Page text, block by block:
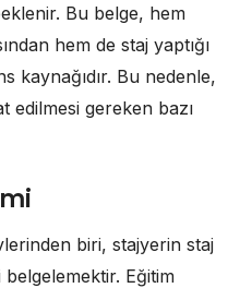
Bu belge, hem
hem de staj yaptığı
kaynağıdır. Bu nedenle,
edilmesi gereken bazı
biri, stajyerin staj
Eğitim